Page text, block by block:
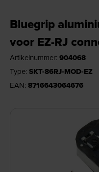
Bluegrip
voor EZ-RJ
Artikelnummer: 904068
Type: SKT-86RJ-MOD-EZ
EAN: 8716643064676